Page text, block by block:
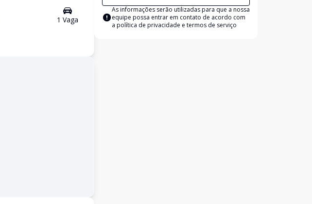
1 Vaga
As informações serão utilizadas para que a nossa
equipe possa entrar em contato de acordo com
a política de privacidade e termos de serviço